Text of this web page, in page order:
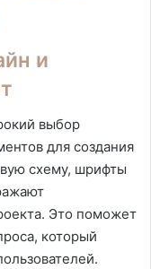
и
выбор
для создания
схему, шрифты
Это поможет
который